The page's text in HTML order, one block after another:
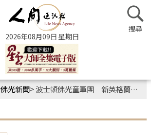
2026年08月09日 星期日
佛光新聞>波士頓佛光童軍團 新英格蘭本營戶外培訓